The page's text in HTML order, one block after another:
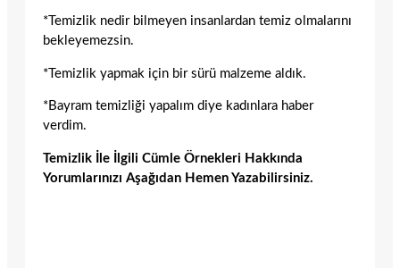
*Temizlik nedir bilmeyen insanlardan temiz olmalarını
bekleyemezsin.
*Temizlik yapmak için bir sürü malzeme aldık.
*Bayram temizliği yapalım diye kadınlara haber
verdim.
Temizlik İle İlgili Cümle Örnekleri Hakkında
Yorumlarınızı Aşağıdan Hemen Yazabilirsiniz.